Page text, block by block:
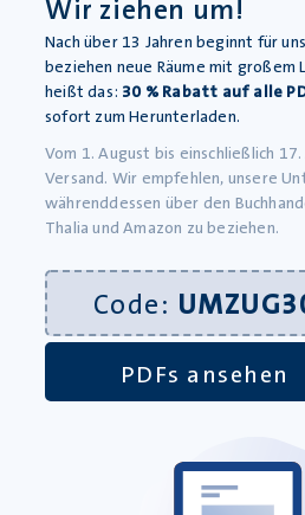
Werkstatt für
08395 93035
info@krapp-
Sie erreichen unser
Wir ziehen um!
Nach über 13 Jahren beginnt für
beziehen neue Räume mit großem
heißt das: 30 % Rabatt auf alle
sofort zum Herunterladen.
Vom 1. August bis einschließlich
Versand. Wir empfehlen, unsere
währenddessen über den
Thalia und Amazon zu beziehen.
Code:
PDFs ansehen